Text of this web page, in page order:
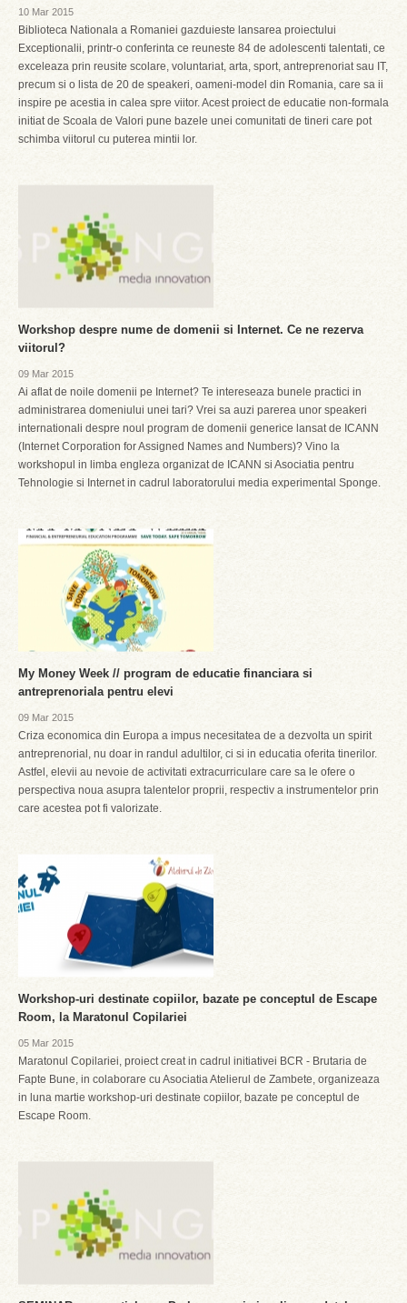
10 Mar 2015
Biblioteca Nationala a Romaniei gazduieste lansarea proiectului
Exceptionalii, printr-o conferinta ce reuneste 84 de adolescenti talentati, ce
exceleaza prin reusite scolare, voluntariat, arta, sport, antreprenoriat sau IT,
precum si o lista de 20 de speakeri, oameni-model din Romania, care sa ii
inspire pe acestia in calea spre viitor. Acest proiect de educatie non-formala
initiat de Scoala de Valori pune bazele unei comunitati de tineri care pot
schimba viitorul cu puterea mintii lor.
Workshop despre nume de domenii si Internet. Ce ne rezerva
viitorul?
09 Mar 2015
Ai aflat de noile domenii pe Internet? Te intereseaza bunele practici in
administrarea domeniului unei tari? Vrei sa auzi parerea unor speakeri
internationali despre noul program de domenii generice lansat de ICANN
(Internet Corporation for Assigned Names and Numbers)? Vino la
workshopul in limba engleza organizat de ICANN si Asociatia pentru
Tehnologie si Internet in cadrul laboratorului media experimental Sponge.
My Money Week // program de educatie financiara si
antreprenoriala pentru elevi
09 Mar 2015
Criza economica din Europa a impus necesitatea de a dezvolta un spirit
antreprenorial, nu doar in randul adultilor, ci si in educatia oferita tinerilor.
Astfel, elevii au nevoie de activitati extracurriculare care sa le ofere o
perspectiva noua asupra talentelor proprii, respectiv a instrumentelor prin
care acestea pot fi valorizate.
Workshop-uri destinate copiilor, bazate pe conceptul de Escape
Room, la Maratonul Copilariei
05 Mar 2015
Maratonul Copilariei, proiect creat in cadrul initiativei BCR - Brutaria de
Fapte Bune, in colaborare cu Asociatia Atelierul de Zambete, organizeaza
in luna martie workshop-uri destinate copiilor, bazate pe conceptul de
Escape Room.